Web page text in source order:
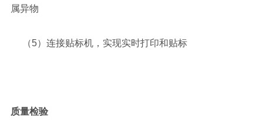
属异物
（5）连接贴标机，实现实时打印和贴标
质量检验